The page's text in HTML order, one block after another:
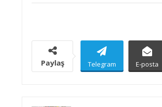
Paylaş Telegram E-posta